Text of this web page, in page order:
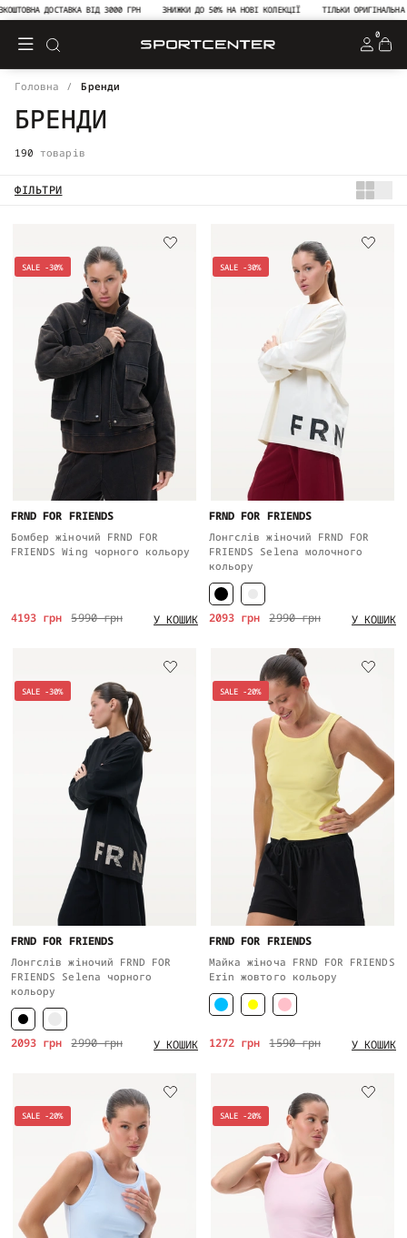
ДОСТАВКА ВІД 3000 ГРН ЗНИЖКИ ДО 50% НА НОВІ КОЛЕКЦІЇ ТІЛЬКИ ОРИГІНАЛЬНА
0
Головна Бренди
БРЕНДИ
190 товарів
ФІЛЬТРИ
SALE -30%
FRND FOR FRIENDS
Бомбер жіночий FRND FOR
FRIENDS Wing чорного кольору
5990 грн
4193 грн У КОШИК
SALE -30%
FRND FOR FRIENDS
Лонгслів жіночий FRND FOR
FRIENDS Selena молочного
кольору
2990 грн
2093 грн У КОШИК
SALE -30%
FRND FOR FRIENDS
Лонгслів жіночий FRND FOR
FRIENDS Selena чорного
кольору
2990 грн
2093 грн У КОШИК
SALE -20%
FRND FOR FRIENDS
Майка жіноча FRND FOR FRIENDS
Erin жовтого кольору
1590 грн
1272 грн У КОШИК
SALE -20% SALE -20%